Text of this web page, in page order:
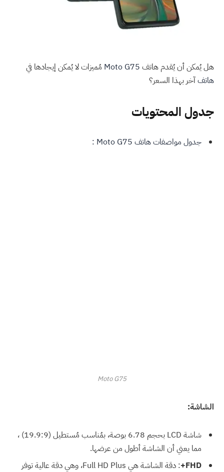
هل يُمكن أن يُقدم هاتف Moto G75 مُميزات لا يُمكن إيجادها في
هاتفآخر بهذا السعر؟
جدول المحتويات
جدول مواصفات هاتف Moto G75 :
Moto G75
الشاشة:
شاشة LCD بحجم 6.78 بوصة، بمُناسب مُستطيل (19.9:9) ،
مما يعني أن الشاشة أطول من عرضها.
FHD+
: دقة الشاشة هي Full HD Plus، وهي دقة عالية توفر